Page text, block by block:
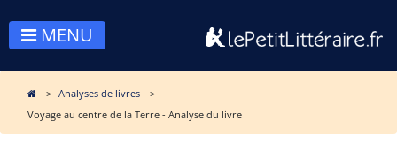
MENU
Analyses de livres
Voyage au centre de la Terre - Analyse du livre